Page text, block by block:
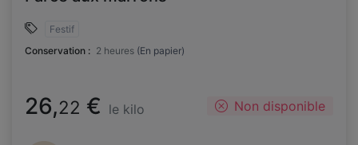
Festif
Conservation : 2 heures (En papier)
26,22 € le kilo Non disponible